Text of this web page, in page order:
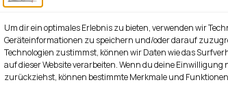
Um dir ein optimales Erlebnis zu bieten, verwenden wir
Geräteinformationen zu speichern und/oder darauf
Technologien zustimmst, können wir Daten wie das
auf dieser Website verarbeiten. Wenn du deine Einwilligung
zurückziehst, können bestimmte Merkmale und
Instagram